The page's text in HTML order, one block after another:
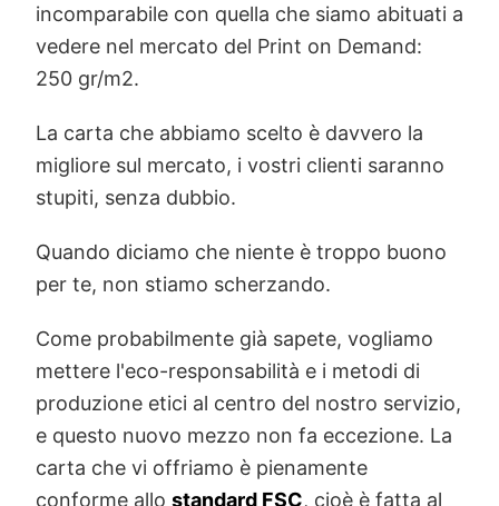
incomparabile con quella che siamo abituati a
vedere nel mercato del Print on Demand:
250 gr/m2.
La carta che abbiamo scelto è davvero la
migliore sul mercato, i vostri clienti saranno
stupiti, senza dubbio.
Quando diciamo che niente è troppo buono
per te, non stiamo scherzando.
Come probabilmente già sapete, vogliamo
mettere l'eco-responsabilità e i metodi di
produzione etici al centro del nostro servizio,
e questo nuovo mezzo non fa eccezione. La
carta che vi offriamo è pienamente
conforme allo standard FSC, cioè è fatta al